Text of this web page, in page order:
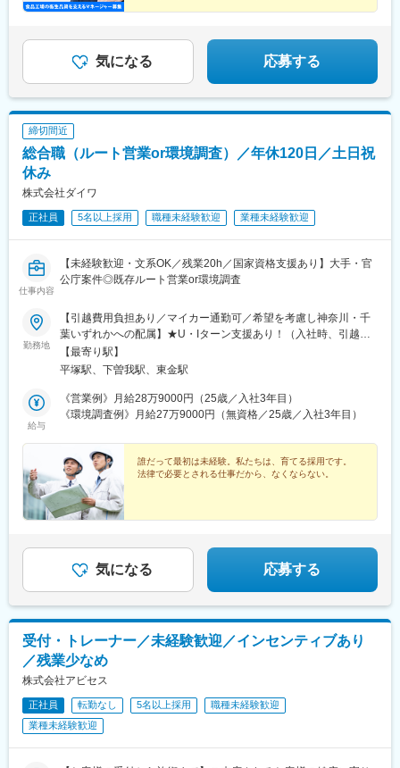
グ」など様々な分野でのキャリア形成が可能です。
変更の範囲：会社の定める業務
気になる 応募する
締切間近
総合職（ルート営業or環境調査）／年休120日／土日祝
休み
株式会社ダイワ
正社員 5名以上採用 職種未経験歓迎 業種未経験歓迎
仕事内容
【未経験歓迎・文系OK／残業20h／国家資格支援あり】大手・官
公庁案件◎既存ルート営業or環境調査
勤務地
【引越費用負担あり／マイカー通勤可／希望を考慮し神奈川・千
葉いずれかへの配属】★U・Iターン支援あり！（入社時、引越費
用負担あり／3万円まで）★お住まいやご希望を考慮いたします。
―――配属先―――■本社神奈川県平塚市東豊田369▽アクセスバ
能です。■小田原支店 ※営業職のみ神奈川県小田原市田島734-
14▽アクセスバス停「田島石橋」より徒歩3分※国府津駅からも通
「家徳中橋」より徒歩1分＜受動喫煙対策あり：屋内原則禁煙＞
【最寄り駅】
平塚駅、下曽我駅、東金駅
給与
《営業例》月給28万9000円（25歳／入社3年目）
《環境調査例》月給27万9000円（無資格／25歳／入社3年目）
誰だって最初は未経験。私たちは、育てる採用です。
法律で必要とされる仕事だから、なくならない。
気になる 応募する
受付・トレーナー／未経験歓迎／インセンティブあり
／残業少なめ
株式会社アビセス
正社員 転勤なし 5名以上採用
職種未経験歓迎
業種未経験歓迎